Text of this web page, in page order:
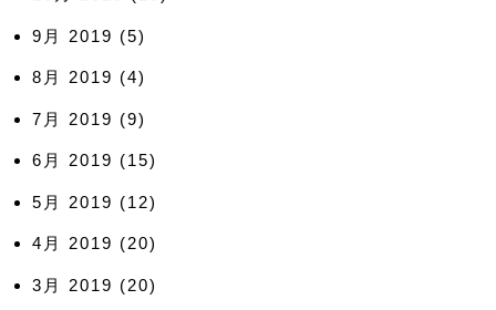
9月 2019 (5)
8月 2019 (4)
7月 2019 (9)
6月 2019 (15)
5月 2019 (12)
4月 2019 (20)
3月 2019 (20)